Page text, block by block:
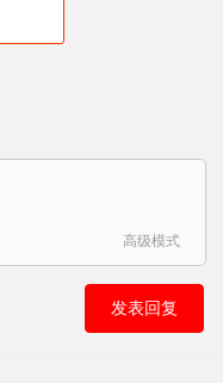
高级模式
发表回复